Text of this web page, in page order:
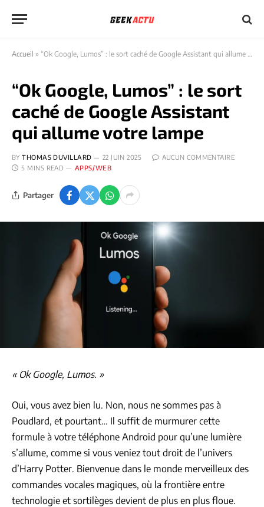
Accueil » “Ok Google, Lumos” : le sort caché de Google Assistant qui allume votre lampe
“Ok Google, Lumos” : le sort
caché de Google Assistant
qui allume votre lampe
BY THOMAS DUVILLARD 22 JUIN 2025
AUCUN COMMENTAIRE
5 MINS READ
APPS/WEB
Partager
« Ok Google, Lumos. »
Oui, vous avez bien lu. Non, nous ne sommes pas à
Poudlard, et pourtant… Il suffit de murmurer cette
formule à votre téléphone Android pour qu’une lumière
s’allume, comme si vous veniez tout droit de l’univers
d’Harry Potter. Bienvenue dans le monde merveilleux des
commandes vocales magiques, où la frontière entre
technologie et sortilèges devient de plus en plus floue.